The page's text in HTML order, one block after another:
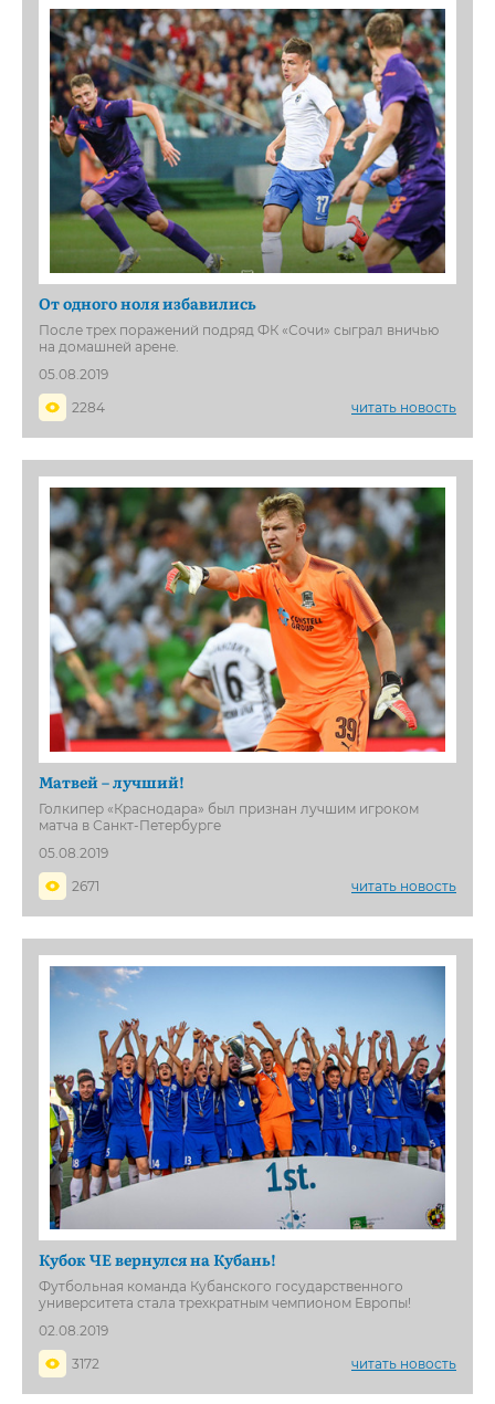
От одного ноля избавились
После трех поражений подряд ФК «Сочи» сыграл вничью
на домашней арене.
05.08.2019
2284
читать новость
Матвей – лучший!
Голкипер «Краснодара» был признан лучшим игроком
матча в Санкт-Петербурге
05.08.2019
2671
читать новость
Кубок ЧЕ вернулся на Кубань!
Футбольная команда Кубанского государственного
университета стала трехкратным чемпионом Европы!
02.08.2019
3172
читать новость